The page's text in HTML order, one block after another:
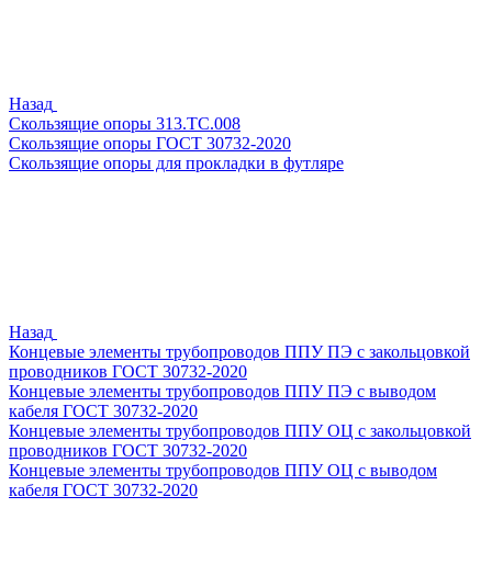
Назад
Скользящие опоры 313.ТС.008
Скользящие опоры ГОСТ 30732-2020
Скользящие опоры для прокладки в футляре
Назад
Концевые элементы трубопроводов ППУ ПЭ с закольцовкой
проводников ГОСТ 30732-2020
Концевые элементы трубопроводов ППУ ПЭ с выводом
кабеля ГОСТ 30732-2020
Концевые элементы трубопроводов ППУ ОЦ с закольцовкой
проводников ГОСТ 30732-2020
Концевые элементы трубопроводов ППУ ОЦ с выводом
кабеля ГОСТ 30732-2020